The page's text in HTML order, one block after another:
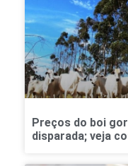
Preços do boi
disparada; veja